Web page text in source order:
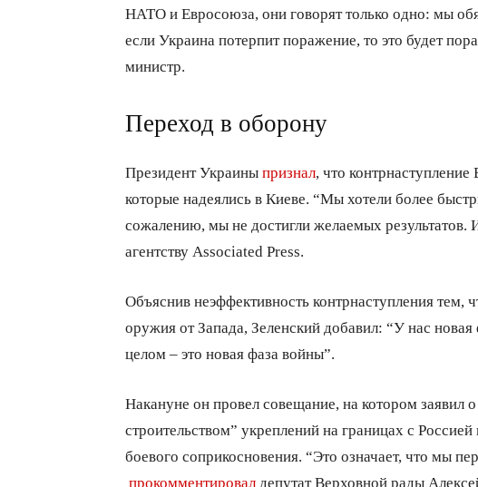
НАТО и Евросоюза, они говорят только одно: мы
если Украина потерпит поражение, то это будет
министр.
Переход в оборону
Президент Украины признал , что
которые надеялись в Киеве. “Мы хотели более
сожалению, мы не достигли желаемых результатов.
агентству Associated Press.
Объяснив неэффективность контрнаступления тем,
оружия от Запада, Зеленский добавил: “У нас
целом – это новая фаза войны”.
Накануне он провел совещание, на котором заявил
строительством” укреплений на границах с
боевого соприкосновения. “Это означает, что мы
прокомментировал депутат Верховной рады